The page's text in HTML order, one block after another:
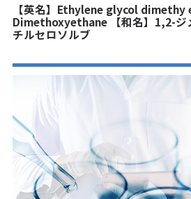
【英名】Ethylene glycol
Dimethoxyethane 【和名】1,2-ジ
チルセロソルブ